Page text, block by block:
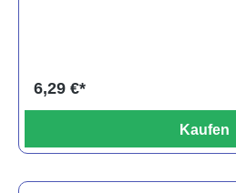
6,29 €*
Kaufen